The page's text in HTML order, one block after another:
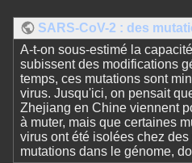
SARS-CoV-2 : des
A-t-on sous-estimé la
subissent des modifications
temps, ces mutations sont
virus. Jusqu'ici, on pensait
Zhejiang en Chine viennent
à muter, mais que certaines
virus ont été isolées chez
mutations dans le génome,